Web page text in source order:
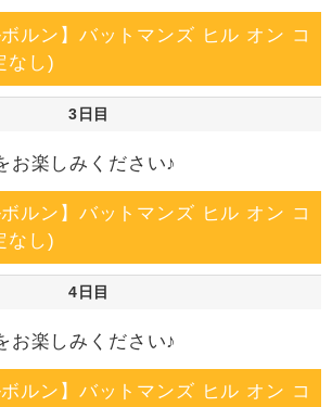
ボルン】バットマンズ ヒル オン コ
なし)
3日目
お楽しみください♪
ボルン】バットマンズ ヒル オン コ
なし)
4日目
お楽しみください♪
ボルン】バットマンズ ヒル オン コ